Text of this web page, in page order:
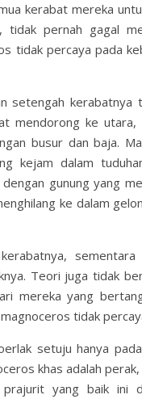
kerabat mereka
pernah gagal
tidak percaya pada
setengah kerabatnya
mendorong ke utara,
busur dan baja.
kejam dalam
gunung yang
ke dalam
Teori juga tidak
mereka yang
tidak
setuju hanya
khas adalah
yang baik ini